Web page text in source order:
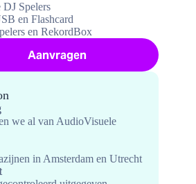
DJ Spelers
en Flashcard
en RekordBox
Aanvragen
we al van AudioVisuele
in Amsterdam en Utrecht